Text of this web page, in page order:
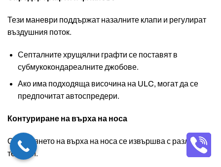
Тези маневри поддържат назалните клапи и регулират
въздушния поток.
Септалните хрущялни графти се поставят в
субмукокондареалните джобове.
Ако има подходяща височина на ULC, могат да се
предпочитат автоспредери.
Контуриране на върха на носа
Оформянето на върха на носа се извършва с различни
техники.